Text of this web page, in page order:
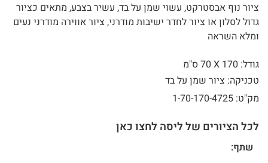
ציור נוף אבסטרקט, עשוי שמן על בד, עשיר בצבע, מתאים כציור
גדול לסלון או ציור לחדר ישיבות מודרני, ציור אווירה מודרני נעים
ומלא השראה
גודל: 170 X
70 ס"מ
טכניקה: ציור שמן על בד
מק"ט: 1-70-170-4725
לכל הציורים של ליסה לחצו כאן
שתף: